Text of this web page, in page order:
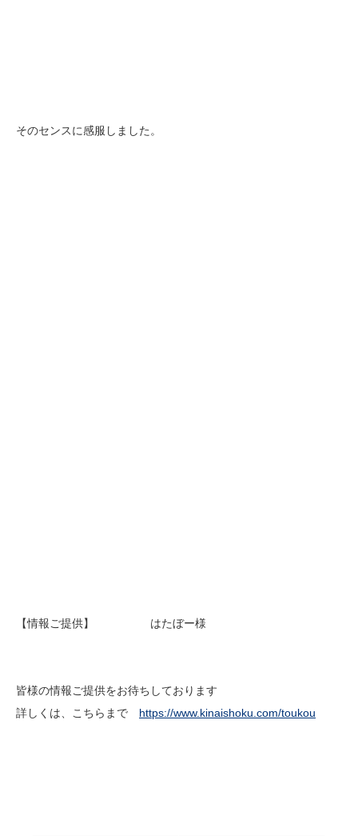
そのセンスに感服しました。
【情報ご提供】 はたぼー様
皆様の情報ご提供をお待ちしております
詳しくは、こちらまで https://www.kinaishoku.com/toukou